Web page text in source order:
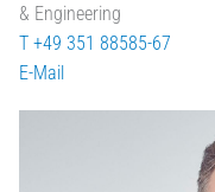
& Engineering
T +49 351 88585-67
E-Mail